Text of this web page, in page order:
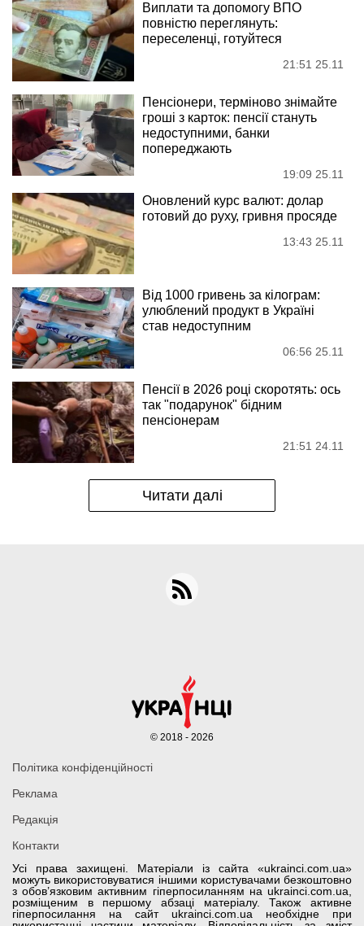
Виплати та допомогу ВПО
повністю переглянуть:
переселенці, готуйтеся
21:51 25.11
Пенсіонери, терміново знімайте
гроші з карток: пенсії стануть
недоступними, банки
попереджають
19:09 25.11
Оновлений курс валют: долар
готовий до руху, гривня просяде
13:43 25.11
Від 1000 гривень за кілограм:
улюблений продукт в Україні
став недоступним
06:56 25.11
Пенсії в 2026 році скоротять: ось
так "подарунок" бідним
пенсіонерам
21:51 24.11
Читати далі
Усі права захищені. Матеріали із сайта «ukrainci.com.ua»
можуть використовуватися іншими користувачами безкоштовно
з обов’язковим активним гіперпосиланням на ukrainci.com.ua,
розміщеним в першому абзаці матеріалу. Також активне
гіперпосилання на сайт ukrainci.com.ua необхідне при
Політика конфіденційності
Реклама
Редакція
Контакти
© 2018 - 2026